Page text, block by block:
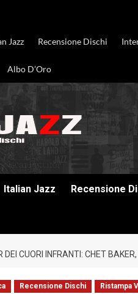
Jazz Recensione Dischi
Albo D’Oro
Italian Jazz Recensione
DEI CUORI INFRANTI: CHET
Recensione Dischi Ristampa